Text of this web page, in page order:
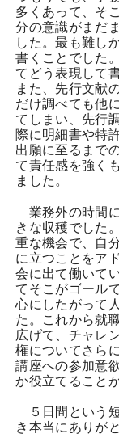
多くあって、そ
分の意識がまだ
した。最も難し
書くことでした
てどう表現して
また、先行文献
だけ調べても他
てしまい、先行
際に明細書や特
出願に至るまで
て責任感を強く
ました。
業務外の時間
きな収穫でした
重な機会で、自
に立つことをア
会に出て働いて
てそこがゴール
心にしたがって
た。これから就
広げて、チャレ
権についてさら
講座への参加意
か役立てること
５日間という
き本当にありが